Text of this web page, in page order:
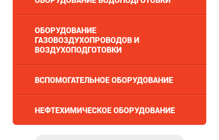
ОБОРУДОВАНИЕ
ГАЗОВОЗДУХОПРОВОДОВ И
ВОЗДУХОПОДГОТОВКИ
ВСПОМОГАТЕЛЬНОЕ ОБОРУДОВАНИЕ
НЕФТЕХИМИЧЕСКОЕ ОБОРУДОВАНИЕ